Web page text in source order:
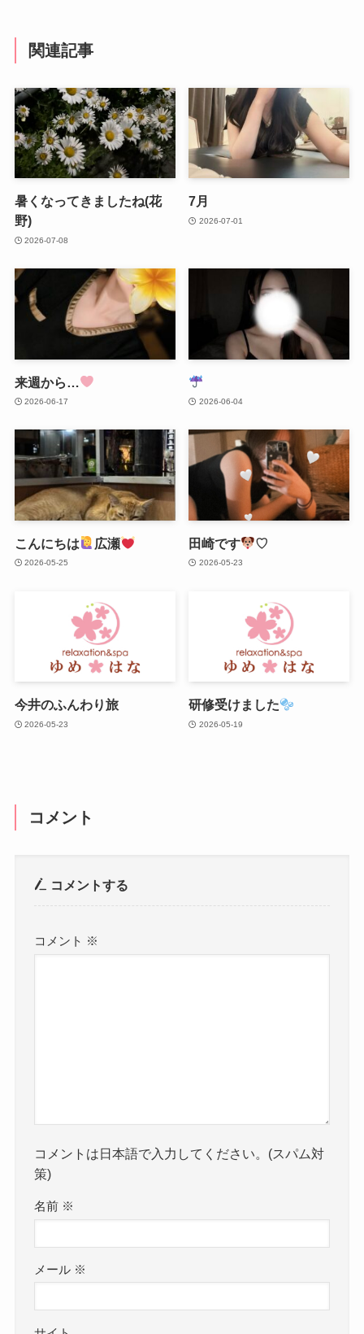
関連記事
暑くなってきましたね(花
野)
2026-07-08
7月
2026-07-01
来週から…
2026-06-17 2026-06-04
こんにちは 広瀬
2026-05-25
田崎です ♡
2026-05-23
今井のふんわり旅
2026-05-23
研修受けました
2026-05-19
コメント
コメントする
コメント ※
コメントは日本語で入力してください。(スパム対
策)
名前 ※
メール ※